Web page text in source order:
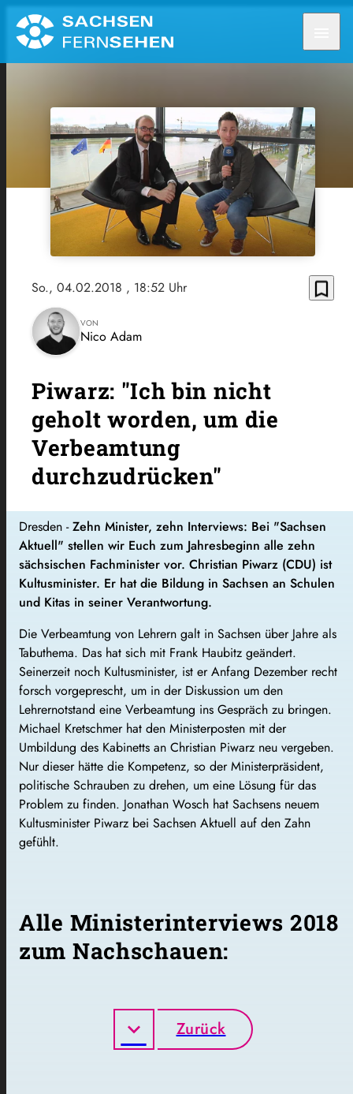
So., 04.02.2018 , 18:52 Uhr bookmark_border
VON
Nico Adam
Piwarz: "Ich bin nicht
geholt worden, um die
Verbeamtung
durchzudrücken"
Dresden -Zehn Minister, zehn Interviews: Bei "Sachsen
Aktuell" stellen wir Euch zum Jahresbeginn alle zehn
sächsischen Fachminister vor. Christian Piwarz (CDU) ist
Kultusminister. Er hat die Bildung in Sachsen an Schulen
und Kitas in seiner Verantwortung.
Die Verbeamtung von Lehrern galt in Sachsen über Jahre als
Tabuthema. Das hat sich mit Frank Haubitz geändert.
Seinerzeit noch Kultusminister, ist er Anfang Dezember recht
forsch vorgeprescht, um in der Diskussion um den
Lehrernotstand eine Verbeamtung ins Gespräch zu bringen.
Michael Kretschmer hat den Ministerposten mit der
Umbildung des Kabinetts an Christian Piwarz neu vergeben.
Nur dieser hätte die Kompetenz, so der Ministerpräsident,
politische Schrauben zu drehen, um eine Lösung für das
Problem zu finden. Jonathan Wosch hat Sachsens neuem
Kultusminister Piwarz bei Sachsen Aktuell auf den Zahn
gefühlt.
Alle Ministerinterviews 2018
zum Nachschauen:
Zurück